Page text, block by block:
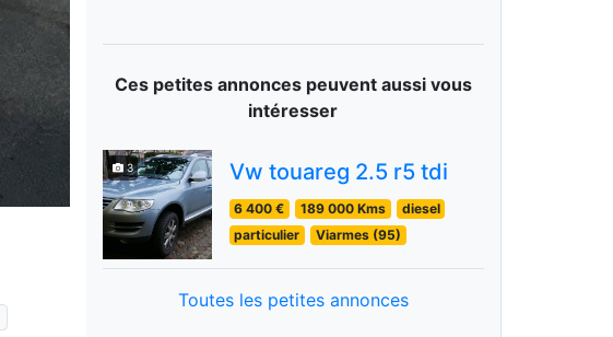
Ces petites annonces peuvent aussi vous
intéresser
3 Vw touareg 2.5 r5 tdi
6 400 € 189 000 Kms
diesel
particulier
Viarmes (95)
Toutes les petites annonces